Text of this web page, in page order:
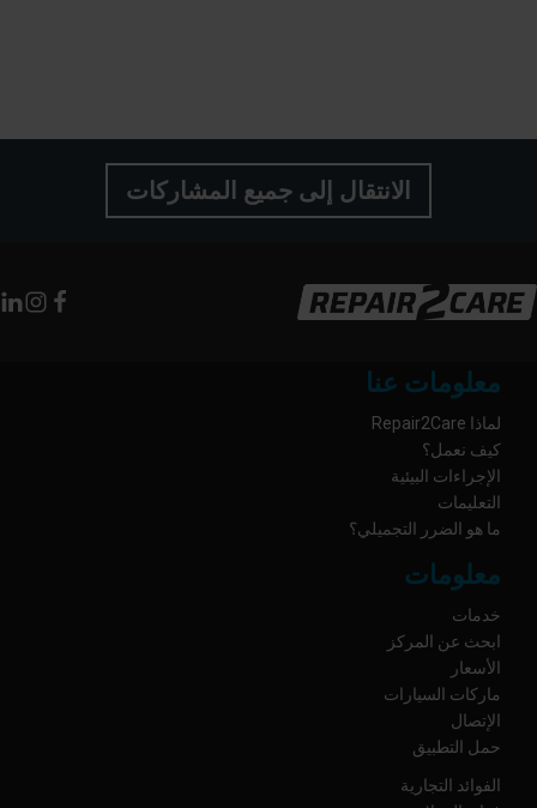
الانتقال إلى جميع المشاركات
معلومات عنا
لماذا Repair2Care
كيف نعمل؟
الإجراءات البيئية
التعليمات
ما هو الضرر التجميلي؟
معلومات
خدمات
ابحث عن المركز
الأسعار
ماركات السيارات
الإتصال
حمل التطبيق
الفوائد التجارية